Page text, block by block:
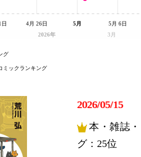
2026年 3月
4月 26日 5月 5月 6日
グ
ミックランキング
2026/05/15
本・雑誌
グ：25位